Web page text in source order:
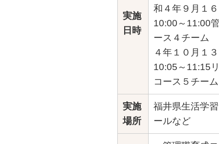
実施
日時
和４年９月１
10:00～11:00
ース４チ
４年１０月１
10:05～11:15
コース５チーム
実施
場所
福井県生活学
ールなど